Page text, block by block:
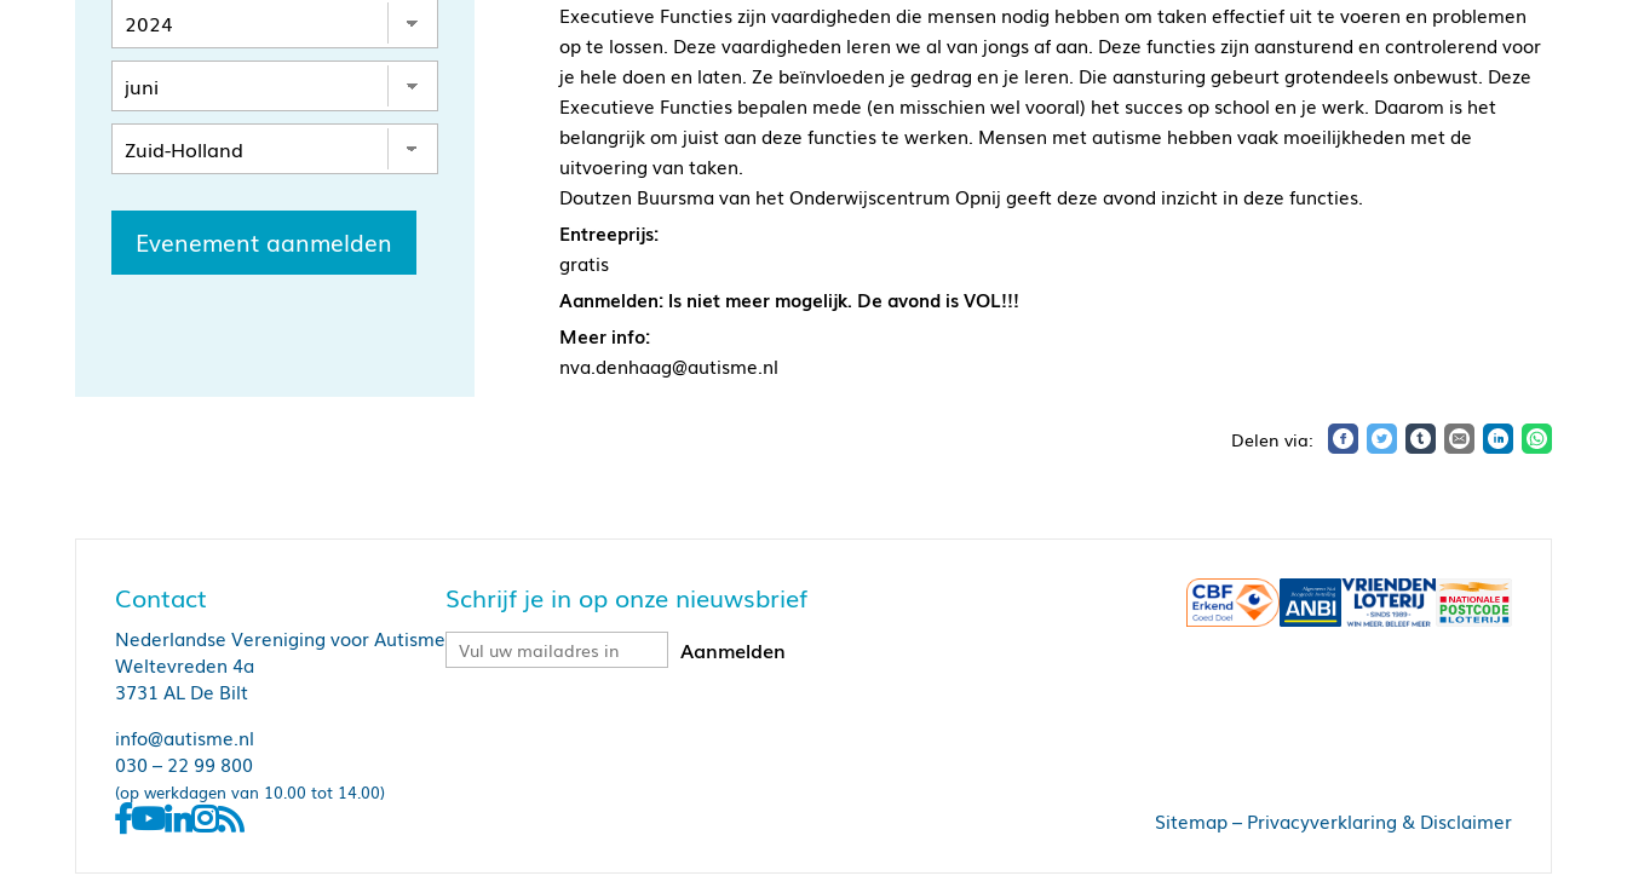
Evenement aanmelden
Executieve Functies zijn vaardigheden die mensen nodig hebben om taken effectief uit te voeren en problemen
op te lossen. Deze vaardigheden leren we al van jongs af aan. Deze functies zijn aansturend en controlerend voor
je hele doen en laten. Ze beïnvloeden je gedrag en je leren. Die aansturing gebeurt grotendeels onbewust. Deze
Executieve Functies bepalen mede (en misschien wel vooral) het succes op school en je werk. Daarom is het
belangrijk om juist aan deze functies te werken. Mensen met autisme hebben vaak moeilijkheden met de
uitvoering van taken.
Doutzen Buursma van het Onderwijscentrum Opnij geeft deze avond inzicht in deze functies.
Entreeprijs:
gratis
Aanmelden: Is niet meer mogelijk. De avond is VOL!!!
Meer info:
nva.denhaag@autisme.nl
Contact
Nederlandse Vereniging voor Autisme
Weltevreden 4a
3731 AL De Bilt
info@autisme.nl
030 – 22 99 800
(op werkdagen van 10.00 tot 14.00)
Schrijf je in op onze nieuwsbrief
Sitemap– Privacyverklaring & Disclaimer